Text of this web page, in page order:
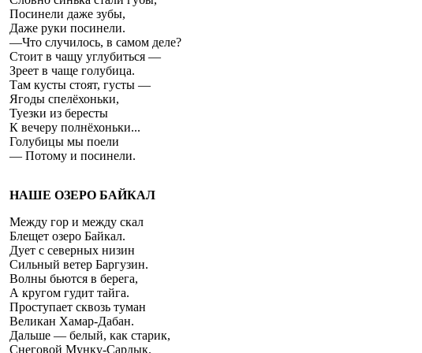
Посинели даже зубы,
Даже руки посинели.
—Что случилось, в самом деле?
Стоит в чащу углубиться —
Зреет в чаще голубица.
Там кусты стоят, густы —
Ягоды спелёхоньки,
Туезки из бересты
К вечеру полнёхоньки...
Голубицы мы поели
— Потому и посинели.
НАШЕ ОЗЕРО БАЙКАЛ
Между гор и между скал
Блещет озеро Байкал.
Дует с северных низин
Сильный ветер Баргузин.
Волны бьются в берега,
А кругом гудит тайга.
Проступает сквозь туман
Великан Хамар-Дабан.
Дальше — белый, как старик,
Снеговой Мунку-Сардык.